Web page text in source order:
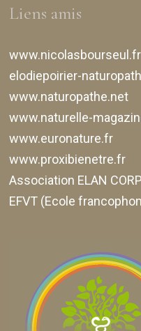
Liens amis
www.nicolasbourseul.fr
elodiepoirier-
www.naturopathe.net
www.naturelle-
www.euronature.fr
www.proxibienetre.fr
Association ELAN
EFVT (Ecole